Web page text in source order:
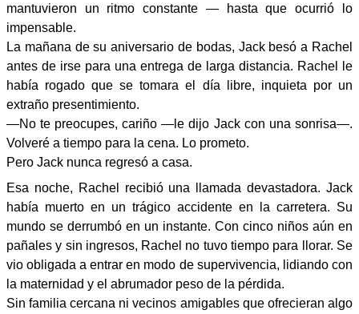
mantuvieron un ritmo constante — hasta que ocurrió lo
impensable.
La mañana de su aniversario de bodas, Jack besó a Rachel
antes de irse para una entrega de larga distancia. Rachel le
había rogado que se tomara el día libre, inquieta por un
extraño presentimiento.
—No te preocupes, cariño —le dijo Jack con una sonrisa—.
Volveré a tiempo para la cena. Lo prometo.
Pero Jack nunca regresó a casa.
Esa noche, Rachel recibió una llamada devastadora. Jack
había muerto en un trágico accidente en la carretera. Su
mundo se derrumbó en un instante. Con cinco niños aún en
pañales y sin ingresos, Rachel no tuvo tiempo para llorar. Se
vio obligada a entrar en modo de supervivencia, lidiando con
la maternidad y el abrumador peso de la pérdida.
Sin familia cercana ni vecinos amigables que ofrecieran algo